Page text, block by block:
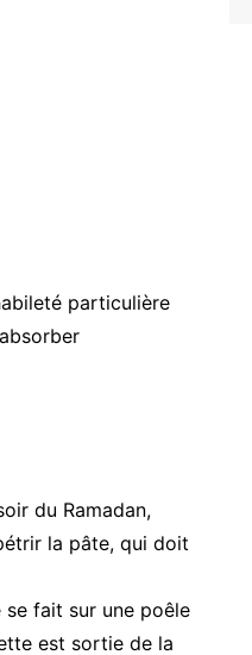
particulière
du Ramadan,
la pâte, qui doit
se fait sur une poêle
est sortie de la